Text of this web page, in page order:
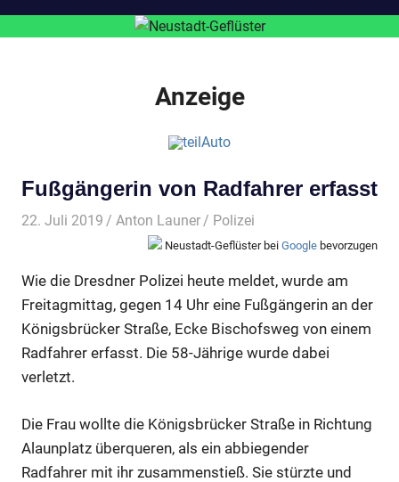
Anzeige
Fußgängerin von Radfahrer erfasst
22. Juli 2019 Anton Launer Polizei
Neustadt-Geflüster bei Google bevorzugen
Wie die Dresdner Polizei heute meldet, wurde am
Freitagmittag, gegen 14 Uhr eine Fußgängerin an der
Königsbrücker Straße, Ecke Bischofsweg von einem
Radfahrer erfasst. Die 58-Jährige wurde dabei
verletzt.
Die Frau wollte die Königsbrücker Straße in Richtung
Alaunplatz überqueren, als ein abbiegender
Radfahrer mit ihr zusammenstieß. Sie stürzte und